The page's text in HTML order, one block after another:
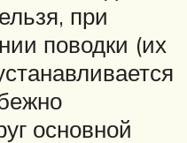
при
поводки (их
основной